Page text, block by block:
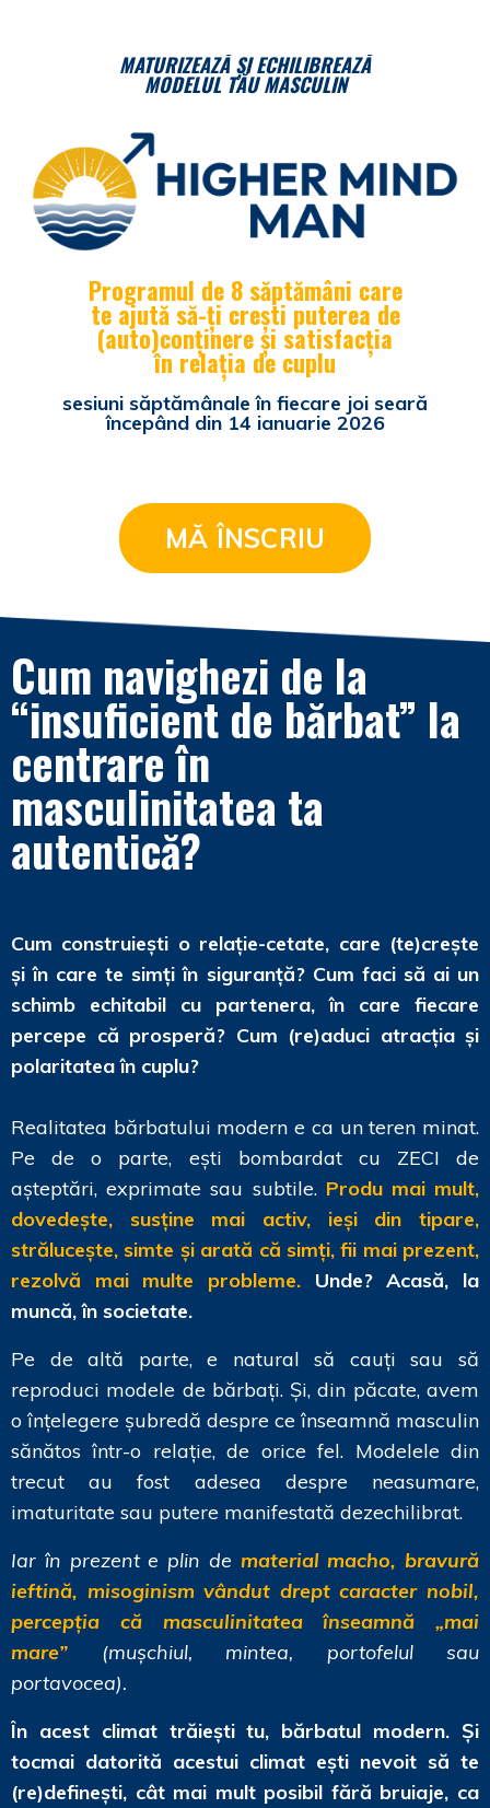
MATURIZEAZĂ ȘI ECHILIBREAZĂ
MODELUL TĂU MASCULIN
Programul de 8 săptămâni care
te ajută să-ți crești puterea de
(auto)conținere și satisfacția
în relația de cuplu
sesiuni săptămânale în fiecare joi seară
începând din 14 ianuarie 2026
MĂ ÎNSCRIU
Cum navighezi de la
“insuficient de bărbat” la
centrare în
masculinitatea ta
autentică?
Cum construiești o relație-cetate, care (te)crește
și în care te simți în siguranță? Cum faci să ai un
schimb echitabil cu partenera, în care fiecare
percepe că prosperă? Cum (re)aduci atracția și
polaritatea în cuplu?
Realitatea bărbatului modern e ca un teren minat.
Pe de o parte, ești bombardat cu ZECI de
așteptări, exprimate sau subtile. Produ mai mult,
dovedește, susține mai activ, ieși din tipare,
strălucește, simte și arată că simți, fii mai prezent,
rezolvă mai multe probleme. Unde? Acasă, la
muncă, în societate.
Pe de altă parte, e natural să cauți sau să
reproduci modele de bărbați. Și, din păcate, avem
o înțelegere șubredă despre ce înseamnă masculin
sănătos într-o relație, de orice fel. Modelele din
trecut au fost adesea despre neasumare,
imaturitate sau putere manifestată dezechilibrat.
Iar în prezent e plin de material macho, bravură
ieftină, misoginism vândut drept caracter nobil,
percepția că masculinitatea înseamnă „mai
mare” (mușchiul, mintea, portofelul sau
portavocea).
În acest climat trăiești tu, bărbatul modern. Și
tocmai datorită acestui climat ești nevoit să te
(re)definești, cât mai mult posibil fără bruiaje, ca